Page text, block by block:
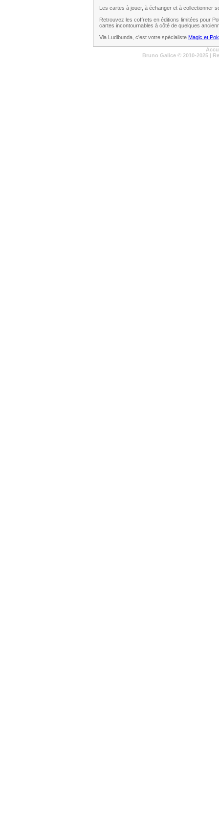
Les cartes à jouer, à échanger et à collectionner
Retrouvez les coffrets en éditions limitées pour
cartes incontournables à côté de quelques
Via Ludibunda, c'est votre spécialiste Magic et
Bruno Galice © 2010-2025 |